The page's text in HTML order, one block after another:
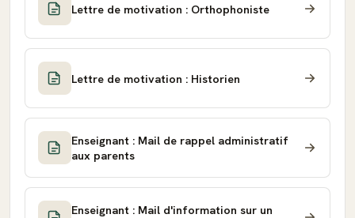
Lettre de motivation : Orthophoniste
Lettre de motivation : Historien
Enseignant : Mail de rappel administratif
aux parents
Enseignant : Mail d'information sur un